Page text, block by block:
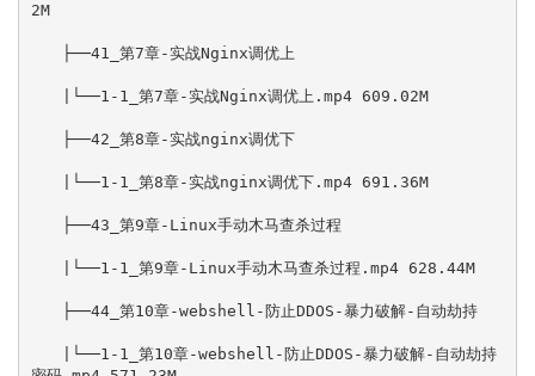
2M
├──41_第7章-实战Nginx调优上
|└──1-1_第7章-实战Nginx调优上.mp4 609.02M
├──42_第8章-实战nginx调优下
|└──1-1_第8章-实战nginx调优下.mp4 691.36M
├──43_第9章-Linux手动木马查杀过程
|└──1-1_第9章-Linux手动木马查杀过程.mp4 628.44M
├──44_第10章-webshell-防止DDOS-暴力破解-自动劫持
|└──1-1_第10章-webshell-防止DDOS-暴力破解-自动劫持